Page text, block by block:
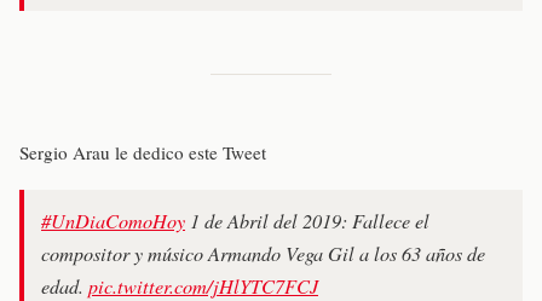
Sergio Arau le dedico este Tweet
#UnDiaComoHoy 1 de Abril del 2019: Fallece el
compositor y músico Armando Vega Gil a los 63 años de
edad. pic.twitter.com/jHlYTC7FCJ